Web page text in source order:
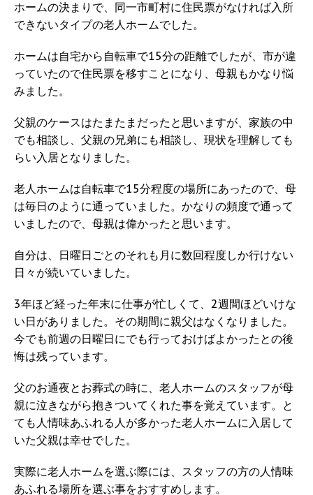
ホームの決まりで、同一市町村に住民票がなければ入所
できないタイプの老人ホームでした。
ホームは自宅から自転車で15分の距離でしたが、市が違
っていたので住民票を移すことになり、母親もかなり悩
みました。
父親のケースはたまたまだったと思いますが、家族の中
でも相談し、父親の兄弟にも相談し、現状を理解しても
らい入居となりました。
老人ホームは自転車で15分程度の場所にあったので、母
は毎日のように通っていました。かなりの頻度で通って
いましたので、母親は偉かったと思います。
自分は、日曜日ごとのそれも月に数回程度しか行けない
日々が続いていました。
3年ほど経った年末に仕事が忙しくて、2週間ほどいけな
い日がありました。その期間に親父はなくなりました。
今でも前週の日曜日にでも行っておけばよかったとの後
悔は残っています。
父のお通夜とお葬式の時に、老人ホームのスタッフが母
親に泣きながら抱きついてくれた事を覚えています。と
ても人情味あふれる人が多かった老人ホームに入居して
いた父親は幸せでした。
実際に老人ホームを選ぶ際には、スタッフの方の人情味
あふれる場所を選ぶ事をおすすめします。